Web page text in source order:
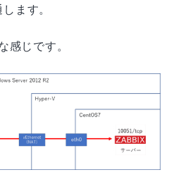
ます。
感じです。